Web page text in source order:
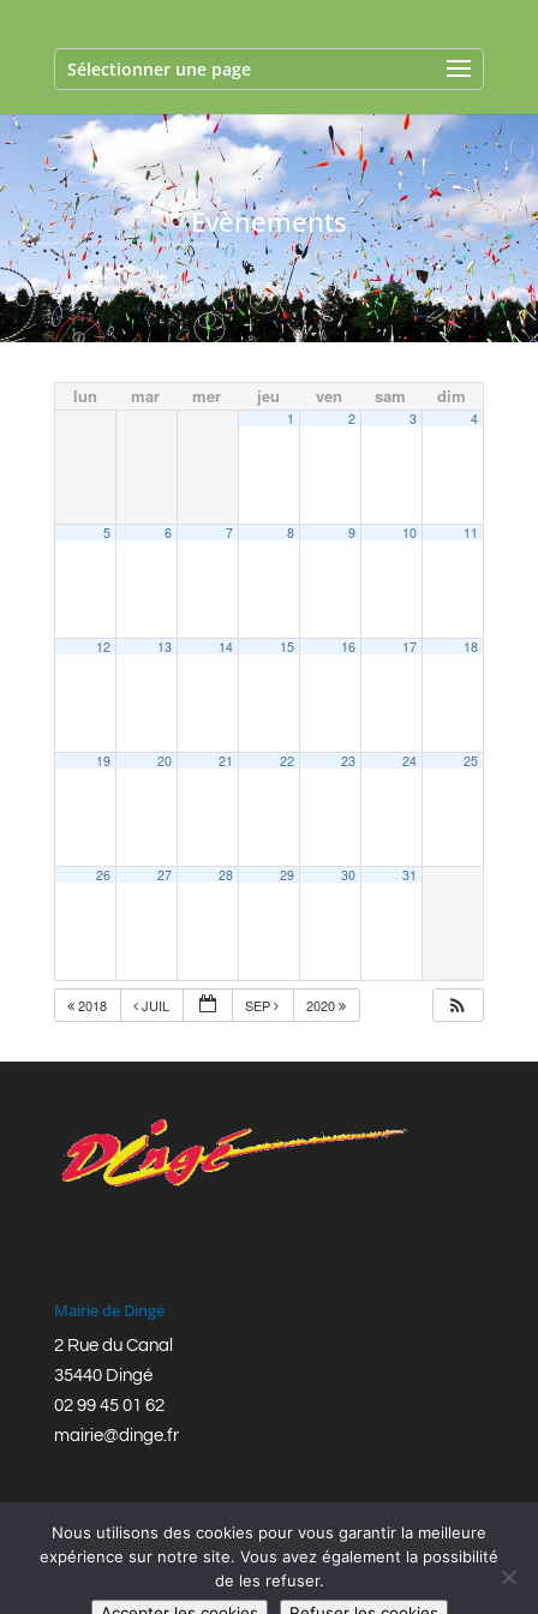
Sélectionner une page
Evènements
lun mar mer jeu ven sam dim
1 2 3 4
5 6 7 8 9 10 11
12 13 14 15 16 17 18
19 20 21 22 23 24 25
26 27 28 29 30 31
2018 JUIL SEP 2020
Mairie de Dingé
2 Rue du Canal
35440 Dingé
02 99 45 01 62
mairie@dinge.fr
Réalisation © Mairie de Dingé,Bretagne Romantique
Nous utilisons des cookies pour vous garantir la meilleure
expérience sur notre site. Vous avez également la possibilité
de les refuser.